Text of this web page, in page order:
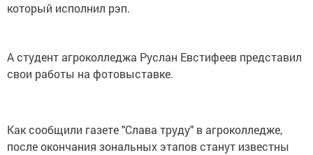
который исполнил рэп.
А студент агроколледжа Руслан Евстифеев представил
свои работы на фотовыставке.
Как сообщили газете "Слава труду" в агроколледже,
после окончания зональных этапов станут известны